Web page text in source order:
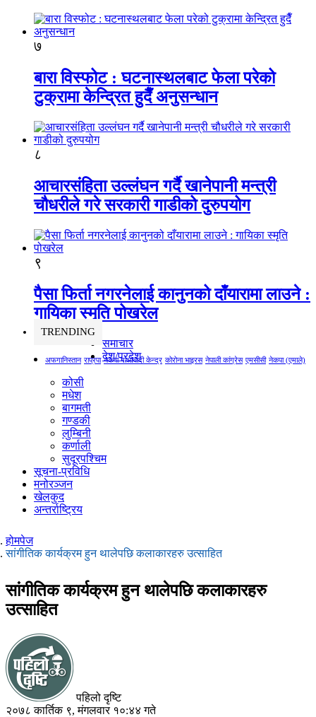
७
बारा विस्फोट : घटनास्थलबाट फेला परेको
टुक्रामा केन्द्रित हुदैँ अनुसन्धान
८
आचारसंहिता उल्लंघन गर्दै खानेपानी मन्त्री
चौधरीले गरे सरकारी गाडीको दुरुपयोग
९
पैसा फिर्ता नगरनेलाई कानुनको दाँयारामा लाउने :
गायिका स्‍मृति पोखरेल
TRENDING
अफगानिस्तान राप्रपा नेकपा माओवादी केन्द्र कोरोना भाइरस नेपाली कांग्रेस एमसीसी नेकपा (एमाले)
समाचार
देश/प्रदेश
कोसी
मधेश
बागमती
गण्डकी
लुम्बिनी
कर्णाली
सुदूरपश्चिम
सूचना-प्रविधि
मनोरञ्जन
खेलकुद
अन्तर्राष्ट्रिय
होमपेज
सांगीतिक कार्यक्रम हुन थालेपछि कलाकारहरु उत्साहित
सांगीतिक कार्यक्रम हुन थालेपछि कलाकारहरु
उत्साहित
पहिलो दृष्टि
२०७८ कार्तिक ९, मंगलवार १०:४४ गते